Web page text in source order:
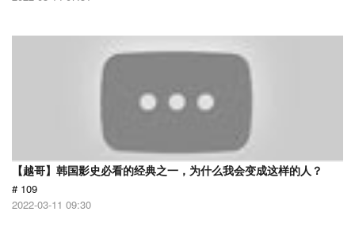
【越哥】韩国影史必看的经典之一，为什么我会变成这样的人？
# 109
2022-03-11 09:30